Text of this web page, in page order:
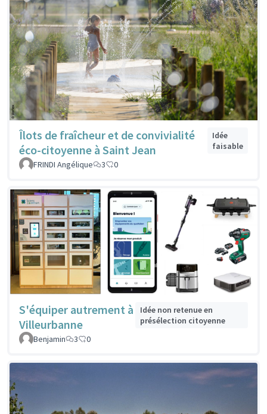
Îlots de fraîcheur et de convivialité
éco-citoyenne à Saint Jean
Idée
faisable
FRINDI Angélique
3 0
S'équiper autrement à
Villeurbanne
Idée non retenue en
présélection citoyenne
Benjamin
3 0